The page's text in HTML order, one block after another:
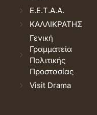
Ε.Ε.Τ.Α.Α.
ΚΑΛΛΙΚΡΑΤΗΣ
Γενική
Γραμματεία
Πολιτικής
Προστασίας
Visit Drama